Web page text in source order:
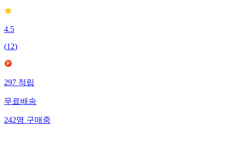
4.5
(12)
297 적립
무료배송
242명 구매중